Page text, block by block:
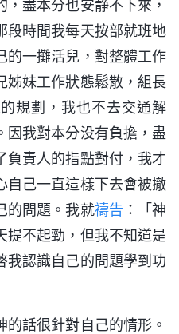
盡本分也安静不下來，
段時間我每天按部就班地
的一攤活兒，對整體工作
姊妹工作狀態鬆散，組長
規劃，我也不去交通解
因我對本分没有負擔，盡
負責人的指點對付，我才
自己一直這樣下去會被撤
的問題。我就禱告 ：「神
提不起勁，但我不知道是
我認識自己的問題學到功
話很針對自己的情形。